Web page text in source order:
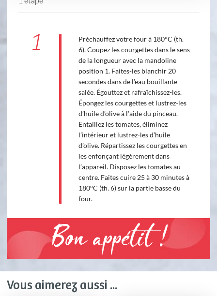
1
Préchauffez votre four à 180°C (th.
6). Coupez les courgettes dans le sens
de la longueur avec la mandoline
position 1. Faites-les blanchir 20
secondes dans de l’eau bouillante
salée. Égouttez et rafraîchissez-les.
Épongez les courgettes et lustrez-les
d’huile d’olive à l’aide du pinceau.
Entaillez les tomates, éliminez
l’intérieur et lustrez-les d’huile
d’olive. Répartissez les courgettes en
les enfonçant légèrement dans
l’appareil. Disposez les tomates au
centre. Faites cuire 25 à 30 minutes à
180°C (th. 6) sur la partie basse du
four.
Bon appétit !
Vous aimerez aussi ...